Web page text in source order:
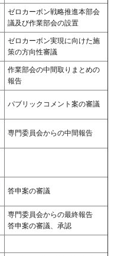
ゼロカーボン戦略推進本部会
議及び作業部会の設置
ゼロカーボン実現に向けた施
策の方向性審議
作業部会の中間取りまとめの
報告
パブリックコメント案の審議
専門委員会からの中間報告
答申案の審議
専門委員会からの最終報告
答申案の審議、承認